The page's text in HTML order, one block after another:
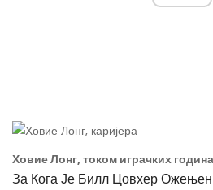
Ховие Лонг, током играчких
За Кога Је Билл Цовхер Ожењен